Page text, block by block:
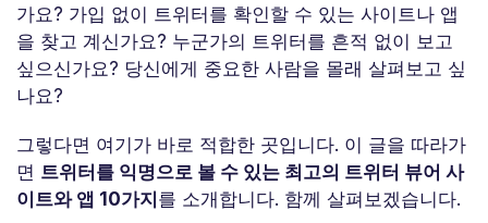
가요? 가입 없이 트위터를 확인할 수 있는 사이트나 앱
을 찾고 계신가요? 누군가의 트위터를 흔적 없이 보고
싶으신가요? 당신에게 중요한 사람을 몰래 살펴보고 싶
나요?
그렇다면 여기가 바로 적합한 곳입니다. 이 글을 따라가
면 트위터를 익명으로 볼 수 있는 최고의 트위터 뷰어 사
이트와 앱 10가지 를 소개합니다. 함께 살펴보겠습니다.